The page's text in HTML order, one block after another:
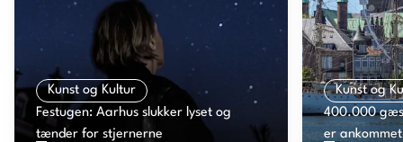
Kunst og Kultur
Festugen: Aarhus slukker lyset og
tænder for stjernerne
Kunst og
400.000
er